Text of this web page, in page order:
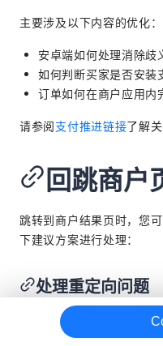
请款
接收通知
对账
最佳实践
参考材料
主要涉及以下内容的优化：
安卓端如何处理消除歧
如何判断买家是否安装
订单如何在商户应用内
请参阅支付推进链接了解
回跳商户
跳转到商户结果页时，您
下建议方案进行处理：
处理重定向问题
当买家成功完成支付，但
paymentRedirectUrl时